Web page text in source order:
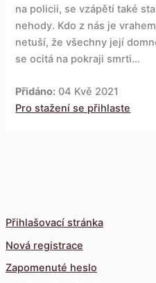
Přihlašovací stránka
Nová registrace
Zapomenuté heslo
na policii, se vzápětí také
nehody. Kdo z nás je
netuší, že všechny její
se ocitá na pokraji smrti…
Přidáno: 04 Kvě 2021
Pro stažení se přihlaste